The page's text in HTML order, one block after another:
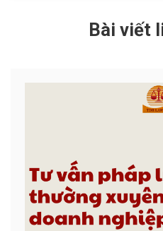
Bài viết